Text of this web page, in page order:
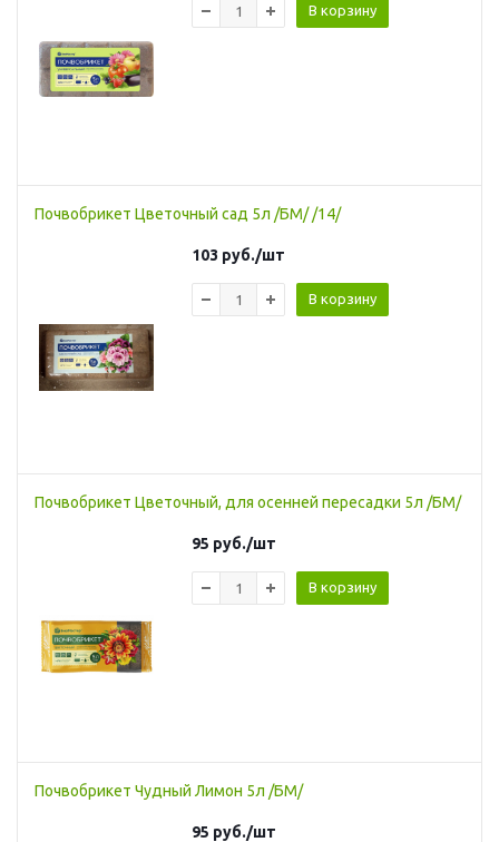
В корзину
Почвобрикет Цветочный сад 5л /БМ/ /14/
103 руб./шт
В корзину
Почвобрикет Цветочный, для осенней пересадки 5л /БМ/
95 руб./шт
В корзину
Почвобрикет Чудный Лимон 5л /БМ/
95 руб./шт